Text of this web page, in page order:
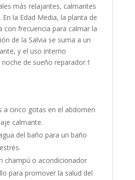
más relajantes, calmantes
En la Edad Media, la planta de
con frecuencia para calmar la
de la Salvia se suma a un
y el uso interno
de sueño reparador.†
a cinco gotas en el abdomen
calmante.
del baño para un baño
champú o acondicionador
para promover la salud del